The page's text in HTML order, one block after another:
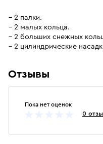
2 палки.
2 малых кольца.
2 больших снежных
2 цилиндрические
Отзывы
Пока нет оценок
0